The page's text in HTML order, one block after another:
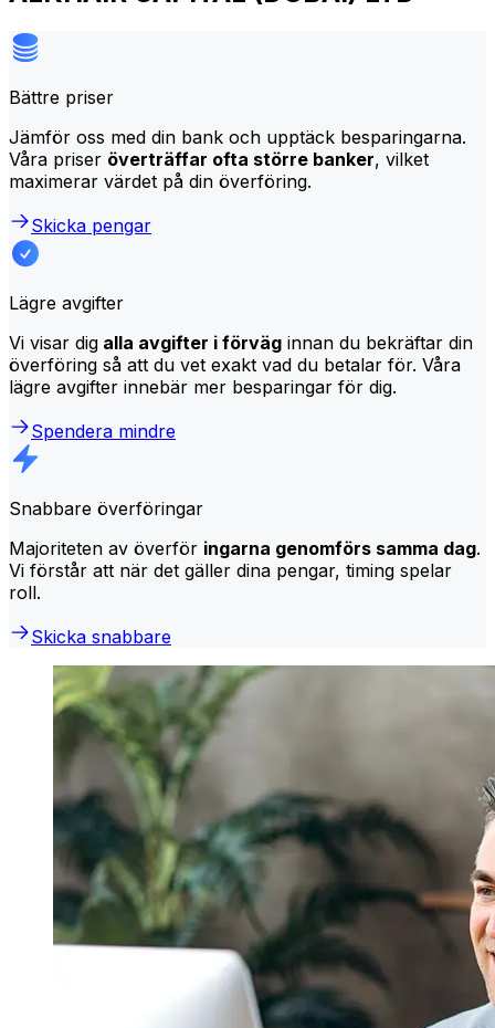
Bättre priser
Jämför oss med din bank och upptäck besparingarna.
Våra priser överträffar ofta större banker, vilket
maximerar värdet på din överföring.
Skicka pengar
Lägre avgifter
Vi visar dig alla avgifter i förväg innan du bekräftar din
överföring så att du vet exakt vad du betalar för. Våra
lägre avgifter innebär mer besparingar för dig.
Spendera mindre
Snabbare överföringar
Majoriteten av överför ingarna genomförs samma dag.
Vi förstår att när det gäller dina pengar, timing spelar
roll.
Skicka snabbare